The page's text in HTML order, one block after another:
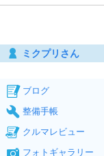
ミクプリさん
ブログ
整備手帳
クルマレビュー
フォトギャラリー